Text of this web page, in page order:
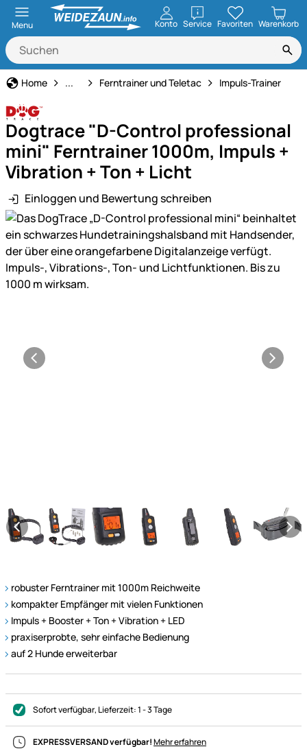
Menu Konto ServiceöffnenFavoriten Warenkorb
Home Hundeerziehung & Ferntrainer
... Ferntrainer und Teletac Impuls-Trainer
Dogtrace "D-Control professional
mini" Ferntrainer 1000m, Impuls +
Vibration + Ton + Licht
Einloggen und Bewertung schreiben
Produktgalerie
robuster Ferntrainer mit 1000m Reichweite
kompakter Empfänger mit vielen Funktionen
Impuls + Booster + Ton + Vibration + LED
praxiserprobte, sehr einfache Bedienung
auf 2 Hunde erweiterbar
Sofort verfügbar, Lieferzeit:1 - 3 Tage
EXPRESSVERSAND verfügbar!Mehr erfahren